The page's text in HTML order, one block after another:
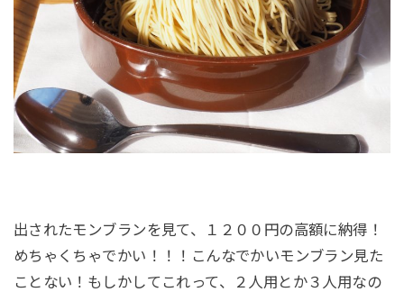
出されたモンブランを見て、１２００円の高額に納得！
めちゃくちゃでかい！！！こんなでかいモンブラン見た
ことない！もしかしてこれって、２人用とか３人用なの